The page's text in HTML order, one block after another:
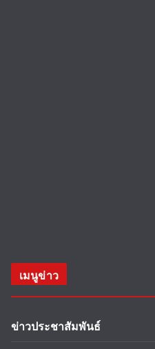
เมนูข่าว
ข่าวประชาสัมพันธ์